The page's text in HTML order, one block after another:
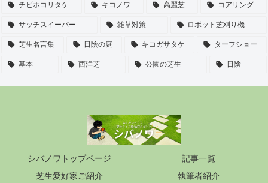
チビホコリタケ キコノワ 高麗芝 コアリング
サッチスイーパー 雑草対策 ロボット芝刈り機
芝生名言集 日陰の庭 キコガサタケ ターフショー
基本 西洋芝 公園の芝生 日陰
シバノワトップページ
記事一覧
芝生愛好家ご紹介
執筆者紹介